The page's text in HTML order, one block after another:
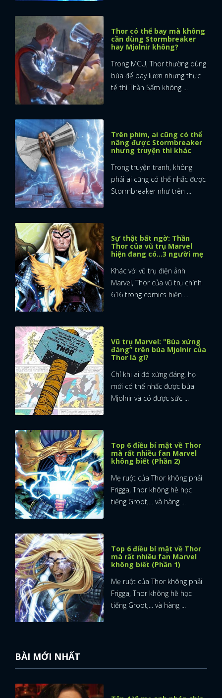
ĐĂNG NHẬP
Thor có thể bay mà không
cần dùng Stormbreaker
hay Mjolnir không?
Trong MCU, Thor thường dùng
búa để bay lượn nhưng thực
tế thì Thần Sấm không ...
Trên phim, ai cũng có thể
nâng được Stormbreaker
nhưng truyện thì khác
Trong truyện tranh, không
phải ai cũng có thể nhấc được
Stormbreaker như trên ...
Sự thật bất ngờ: Thần
Thor của vũ trụ Marvel
hiện đang có...3 người mẹ
Khác với vũ trụ điện ảnh
Marvel, Thor của vũ trụ chính
616 trong comics hiện ...
Vũ trụ Marvel: "Bùa xứng
đáng” trên búa Mjolnir của
Thor là gì?
Chỉ khi ai đó xứng đáng, họ
mới có thể nhấc được búa
Mjolnir và có được sức ...
Top 6 điều bí mật về Thor
mà rất nhiều fan Marvel
không biết (Phần 2)
Mẹ ruột của Thor không phải
Frigga, Thor không hề học
tiếng Groot,... và hàng ...
Top 6 điều bí mật về Thor
mà rất nhiều fan Marvel
không biết (Phần 1)
Mẹ ruột của Thor không phải
Frigga, Thor không hề học
tiếng Groot,... và hàng ...
BÀI MỚI NHẤT